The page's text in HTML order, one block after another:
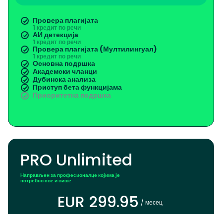
Провера плагијата
1 кредит по речи
АИ детекција
1 кредит по речи
Провера плагијата (Мултилингуал)
1 кредит по речи
Основна подршка
Академски чланци
Дубинска анализа
Приступ бета функцијама
Приоритетна подршка
PRO Unlimited
Направљен за професионалце којима је
потребно све и више
EUR 299.95 / месец